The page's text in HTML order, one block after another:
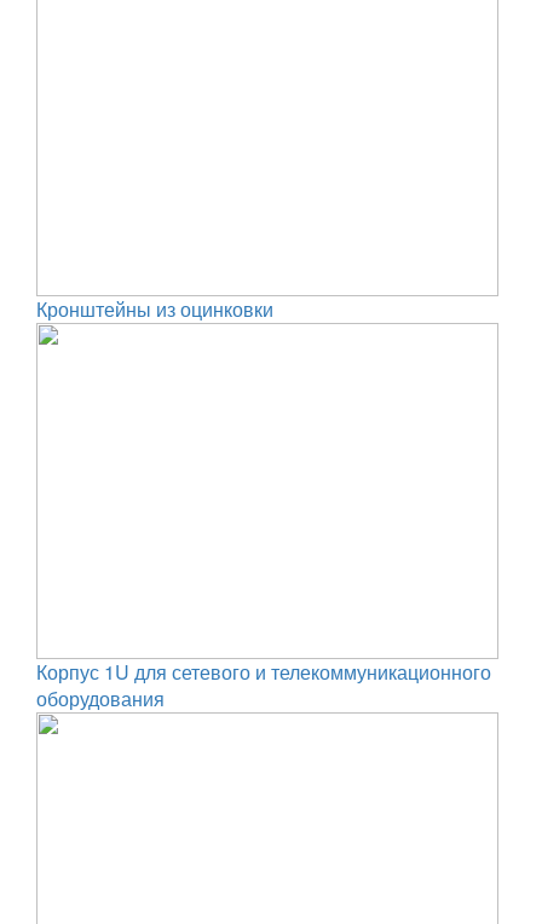
Кронштейны из оцинковки
Корпус 1U для сетевого и телекоммуникационного
оборудования